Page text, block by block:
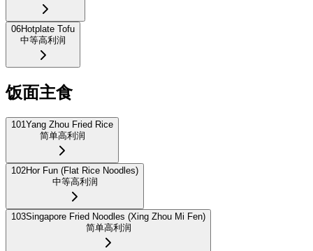
06Hotplate Tofu
中等高利润
饭面主食
101Yang Zhou Fried Rice
简单高利润
102Hor Fun (Flat Rice Noodles)
中等高利润
103Singapore Fried Noodles (Xing Zhou Mi Fen)
简单高利润